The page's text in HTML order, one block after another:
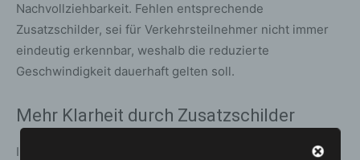
Nachvollziehbarkeit. Fehlen entsprechende
Zusatzschilder, sei für Verkehrsteilnehmer nicht immer
eindeutig erkennbar, weshalb die reduzierte
Geschwindigkeit dauerhaft gelten soll.
Mehr Klarheit durch Zusatzschilder
Im Beschluss wurde vorgeschlagen, Tempo-30-Zonen